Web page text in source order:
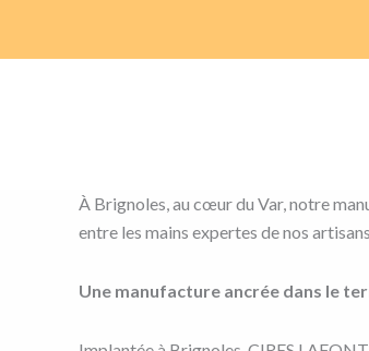
À Brignoles, au cœur du Var, notre
entre les mains expertes de nos
Une manufacture ancrée dans le